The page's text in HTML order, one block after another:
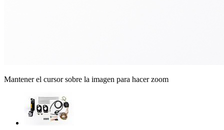
Mantener el cursor sobre la imagen para hacer zoom